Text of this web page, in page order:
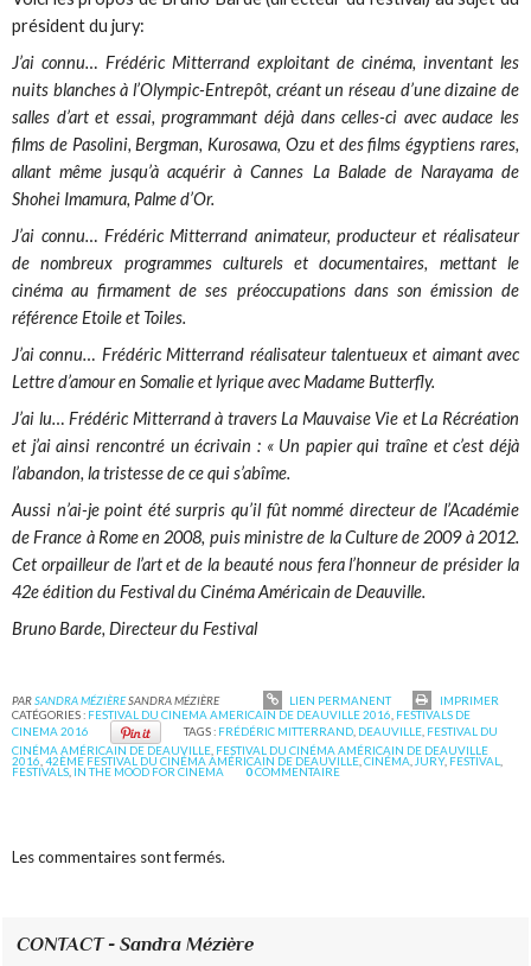
président du jury:
J’ai connu… Frédéric Mitterrand exploitant de cinéma, inventant les
nuits blanches à l’Olympic-Entrepôt, créant un réseau d’une dizaine de
salles d’art et essai, programmant déjà dans celles-ci avec audace les
films de Pasolini, Bergman, Kurosawa, Ozu et des films égyptiens rares,
allant même jusqu’à acquérir à Cannes La Balade de Narayama de
Shohei Imamura, Palme d’Or.
J’ai connu… Frédéric Mitterrand animateur, producteur et réalisateur
de nombreux programmes culturels et documentaires, mettant le
cinéma au firmament de ses préoccupations dans son émission de
référence Etoile et Toiles.
J’ai connu… Frédéric Mitterrand réalisateur talentueux et aimant avec
Lettre d’amour en Somalie et lyrique avec Madame Butterfly.
J’ai lu… Frédéric Mitterrand à travers La Mauvaise Vie et La Récréation
et j’ai ainsi rencontré un écrivain : « Un papier qui traîne et c’est déjà
l’abandon, la tristesse de ce qui s’abîme.
Aussi n’ai-je point été surpris qu’il fût nommé directeur de l’Académie
de France à Rome en 2008, puis ministre de la Culture de 2009 à 2012.
Cet orpailleur de l’art et de la beauté nous fera l’honneur de présider la
42e édition du Festival du Cinéma Américain de Deauville.
Bruno Barde, Directeur du Festival
PARSANDRA MÉZIÈRESANDRA MÉZIÈRE LIEN PERMANENT
IMPRIMER
CATÉGORIES : FESTIVAL DU CINEMA AMERICAIN DE DEAUVILLE 2016 FESTIVALS DE
CINEMA 2016
TAGS : FRÉDÉRIC MITTERRAND, DEAUVILLE, FESTIVAL DU
CINÉMA AMÉRICAIN DE DEAUVILLE FESTIVAL DU CINÉMA AMÉRICAIN DE DEAUVILLE
2016 ,42ÈME FESTIVAL DU CINÉMA AMÉRICAIN DE DEAUVILLE ,CINÉMA JURY, FESTIVAL
FESTIVALS IN THE MOOD FOR CINEMA 0COMMENTAIRE
Les commentaires sont fermés.
CONTACT - Sandra Mézière